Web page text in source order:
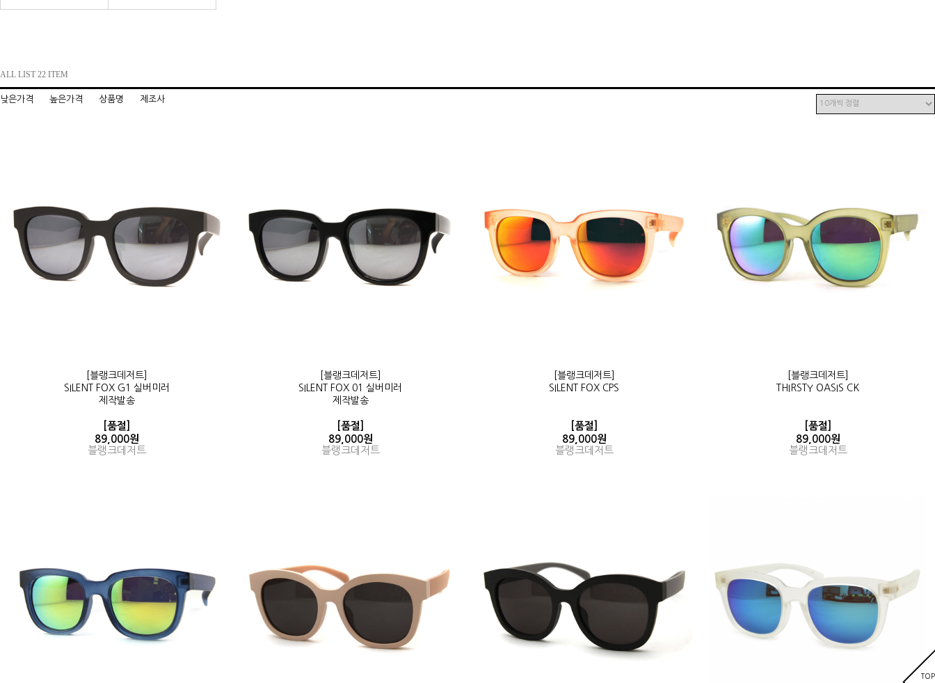
TOP
ALL LIST 22 ITEM
낮은가격 높은가격 상품명 제조사
[블랭크데저트]
SILENT FOX G1 실버미러
제작발송
[품절]
89,000원
블랭크데저트
[블랭크데저트]
SILENT FOX 01 실버미러
제작발송
[품절]
89,000원
블랭크데저트
[블랭크데저트]
SILENT FOX CPS
[품절]
89,000원
블랭크데저트
[블랭크데저트]
THIRSTY OASIS CK
[품절]
89,000원
블랭크데저트